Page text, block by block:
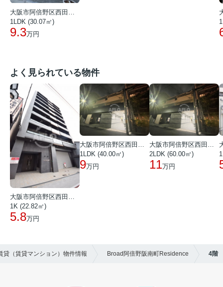
大阪市阿倍野区西田辺町２丁目
1LDK (30.07㎡)
9.3万円
よく見られている物件
大阪市阿倍野区西田辺町１丁目
1K (22.82㎡)
5.8万円
大阪市阿倍野区西田辺町１丁目
1LDK (40.00㎡)
9万円
大阪市阿倍野区西田辺町１丁目
2LDK (60.00㎡)
11万円
（賃貸マンション）物件情報 Broad阿倍野阪南町Residence 4階